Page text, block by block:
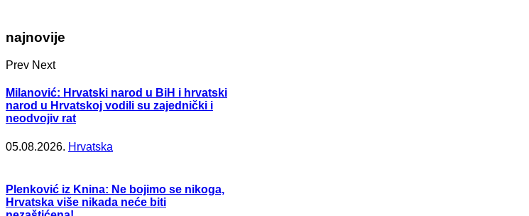
najnovije
Prev Next
Milanović: Hrvatski narod u BiH i hrvatski
narod u Hrvatskoj vodili su zajednički i
neodvojiv rat
05.08.2026. Hrvatska
Plenković iz Knina: Ne bojimo se nikoga,
Hrvatska više nikada neće biti